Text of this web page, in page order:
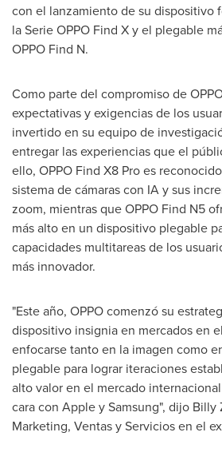
con el lanzamiento de su dispositivo
la Serie OPPO Find X y el plegable
OPPO Find N.
Como parte del compromiso de
expectativas y exigencias de los
invertido en su equipo de
entregar las experiencias que el
ello, OPPO Find X8 Pro es
sistema de cámaras con IA y sus
zoom, mientras que OPPO Find N5
más alto en un dispositivo plegable
capacidades multitareas de los
más innovador.
"Este año, OPPO comenzó su
dispositivo insignia en mercados en
enfocarse tanto en la imagen como
plegable para lograr iteraciones
alto valor en el mercado
cara con Apple y Samsung", dijo Billy
Marketing, Ventas y Servicios en el